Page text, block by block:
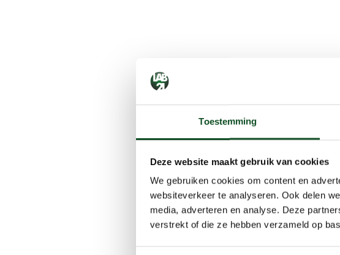
Toestemming
Deze website maakt gebruik van cookies
We gebruiken cookies om content en
websiteverkeer te analyseren. Ook delen
media, adverteren en analyse. Deze
verstrekt of die ze hebben verzameld op